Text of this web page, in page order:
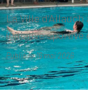
La Ville
initiative sportive
Publié le16 mai 2026